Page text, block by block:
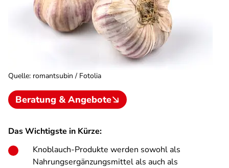
Quelle: romantsubin / Fotolia
Beratung & Angebote
Das Wichtigste in Kürze:
Knoblauch-Produkte werden sowohl als
Nahrungsergänzungsmittel als auch als